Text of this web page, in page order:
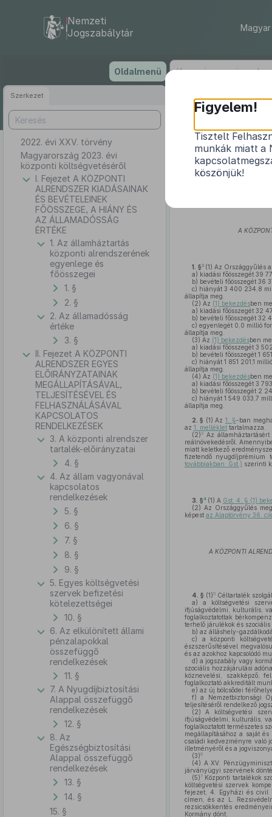
tartalomra
Nemzeti
Jogszabálytár
Oldalmenü
Szerkezet
2022. évi XXV. törvény
Magyarország 2023. évi
központi költségvetéséről
I. Fejezet A KÖZPONTI
ALRENDSZER KIADÁSAINAK
ÉS BEVÉTELEINEK
FŐÖSSZEGE, A HIÁNY ÉS
AZ ÁLLAMADÓSSÁG
ÉRTÉKE
1. Az államháztartás
központi alrendszerének
egyenlege és
főösszegei
1. §
2. §
2. Az államadósság
értéke
3. §
II. Fejezet A KÖZPONTI
ALRENDSZER EGYES
ELŐIRÁNYZATAINAK
MEGÁLLAPÍTÁSÁVAL,
TELJESÍTÉSÉVEL ÉS
FELHASZNÁLÁSÁVAL
KAPCSOLATOS
RENDELKEZÉSEK
3. A központi alrendszer
tartalék-előirányzatai
4. §
4. Az állam vagyonával
kapcsolatos
rendelkezések
5. §
6. §
7. §
8. §
9. §
5. Egyes költségvetési
szervek befizetési
kötelezettségei
10. §
6. Az elkülönített állami
pénzalapokkal
összefüggő
rendelkezések
11. §
7. A Nyugdíjbiztosítási
Alappal összefüggő
rendelkezések
12. §
8. Az
Egészségbiztosítási
Alappal összefüggő
rendelkezések
13. §
14. §
15. §
A
1. §2 (1) Az Országgyűlés
a) kiadási főösszegét 39
b) bevételi főösszegét 36
c) hiányát 3 400 234,8
állapítja meg.
(2) Az (1) bekezdésben
a) kiadási főösszegét 32
b) bevételi főösszegét 32
c) egyenlegét 0,0 millió
állapítja meg.
(3) Az (1) bekezdésben
a) kiadási főösszegét 3
b) bevételi főösszegét 1
c) hiányát 1 851 201,1
állapítja meg.
(4) Az (1) bekezdésben
a) kiadási főösszegét 3
b) bevételi főösszegét 2
c) hiányát 1 549 033,7
állapítja meg.
2. § (1) Az1. §-ban
az 1. melléklettartalmazza.
(2) 3Az államháztartásért
reálnövekedésről.
miatt keletkező
fizetendő nyugdíjprémium
továbbiakban: Gst.) szerinti
3. §4 (1) A Gst. 4. § (1)
(2) Az Országgyűlés
képest az Alaptörvény 36.
A KÖZPONTI
4. § (1)5Céltartalék
a) a költségvetési
ifjúságvédelmi, kulturális,
foglalkoztatottak
terhelő járulékok és
b) az álláshely-
c) a központi
észszerűsítésével
és az azokhoz kapcsolódó
d) a jogszabály vagy
szociális hozzájárulási
köznevelési, szakképző,
foglalkoztató akkreditált
e) az új bölcsődei
f) a Nemzetbiztonsági
teljesítéséről rendelkező
(2) A költségvetési
ifjúságvédelmi, kulturális,
foglalkoztatott természetes
megállapításához a saját
családi kedvezményre való
illetményéről és a
(3)6
(4) A XV.
járványügyi szervének
(5)7Központi tartalékok
költségvetési szervek
fejezet, 4. Egyházi és civil
címen, és az L.
rezsicsökkentés
Kormány dönt.
Figyelem!
Tisztelt
munkák miatt a
köszönjük!